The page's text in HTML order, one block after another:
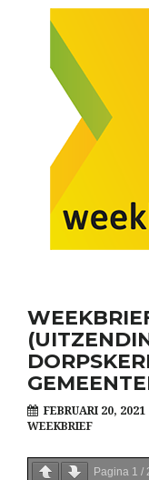
FEBRUARI 20, 2021
WEEKBRIEF
Pagina 1 /